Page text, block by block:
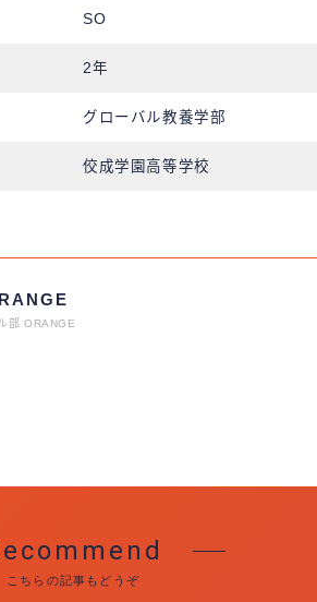
SO
2年
グローバル教養学部
佼成学園高等学校
部 ORANGE
こちらの記事もどうぞ